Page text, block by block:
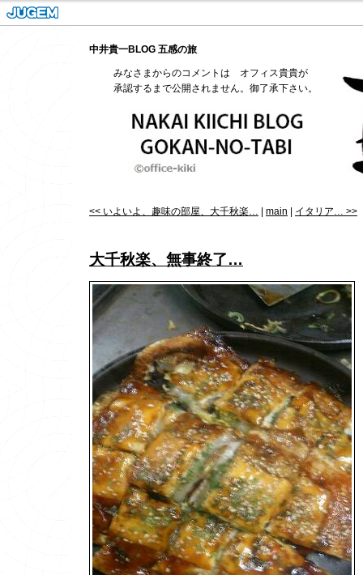
中井貴一BLOG 五感の旅
みなさまからのコメントは オフィス貴貴が
承認するまで公開されません。御了承下さい。
<< いよいよ、趣味の部屋、大千秋楽… main イタリア… >>
大千秋楽、無事終了…